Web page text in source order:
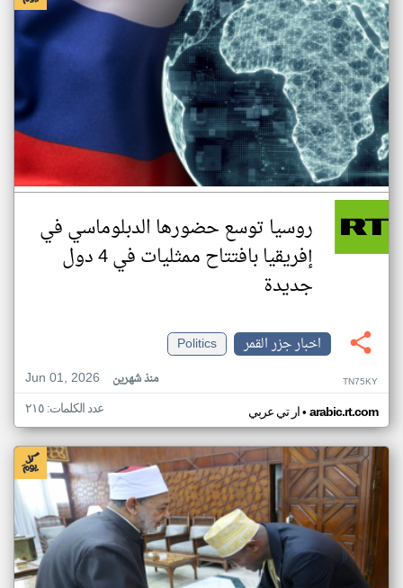
روسيا توسع حضورها الدبلوماسي في
إفريقيا بافتتاح ممثليات في 4 دول
جديدة
اخبار جزر القمر
Politics
Jun 01, 2026
منذ شهرين TN75KY
ار تي عربي• arabic.rt.com عدد الكلمات: ٢١٥